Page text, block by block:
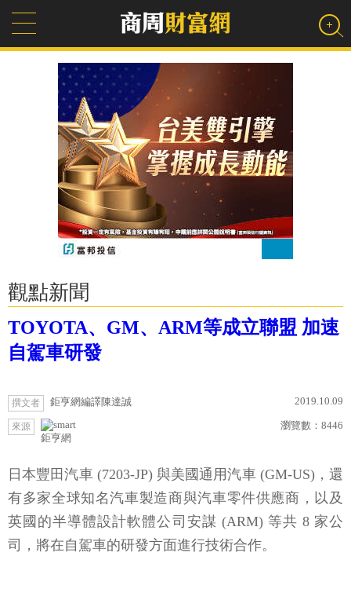
觀點新聞
TOYOTA、GM、ARM等成立聯盟 加速
自駕車研發
撰文者 鉅亨網編譯陳達誠 2019.10.09
來源
鉅亨網
瀏覽數： 8446
日本豐田汽車 (7203-JP) 與美國通用汽車 (GM-US)，還
有多家全球知名汽車製造商與汽車零件供應商，以及
英國的半導體設計軟體公司安謀 (ARM) 等共 8 家公
司，將在自駕車的研發方面進行技術合作。